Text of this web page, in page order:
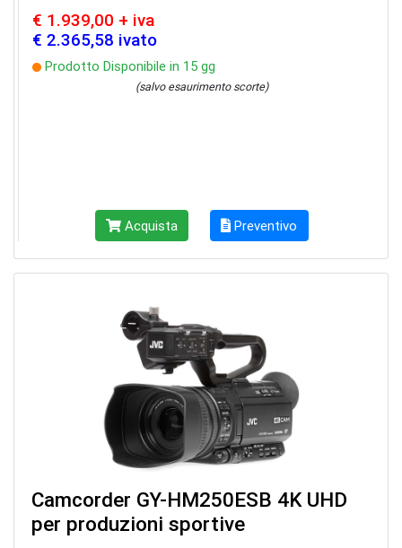
€ 1.939,00 + iva
€ 2.365,58 ivato
Prodotto Disponibile in 15 gg
(salvo esaurimento scorte)
Acquista Preventivo
Camcorder GY-HM250ESB 4K UHD
per produzioni sportive